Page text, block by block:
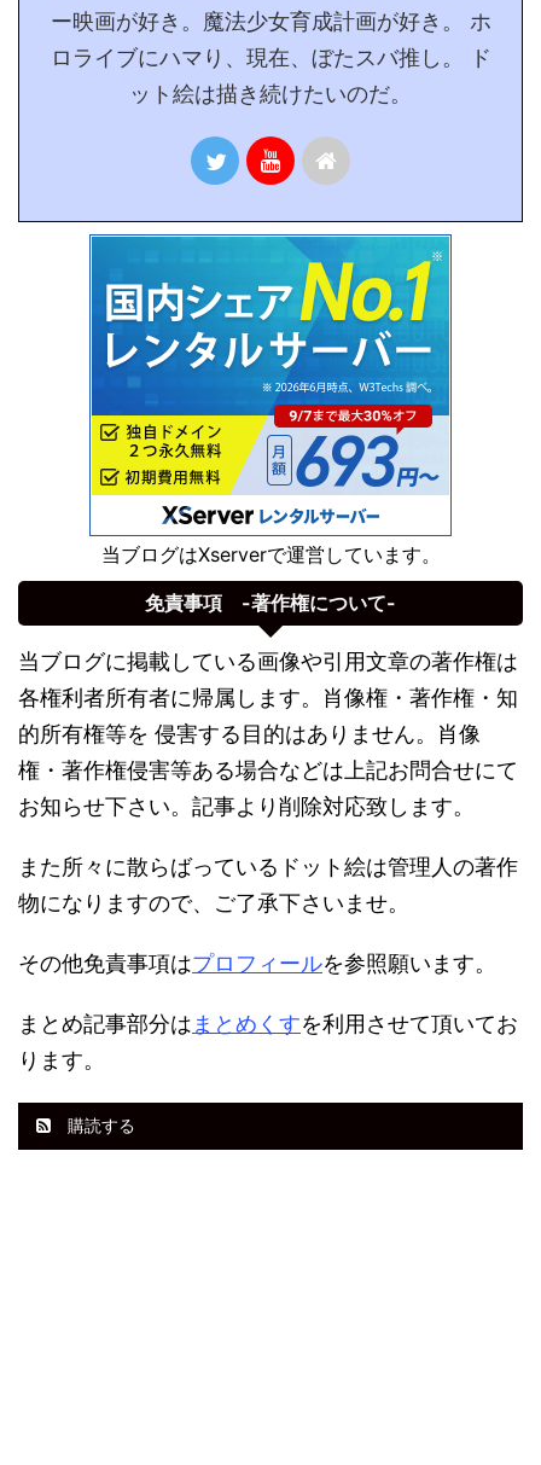
ー映画が好き。魔法少女育成計画が好き。 ホ
ロライブにハマり、現在、ぼたスバ推し。 ド
ット絵は描き続けたいのだ。
当ブログはXserverで運営しています。
免責事項 -著作権について-
当ブログに掲載している画像や引用文章の著作権は
各権利者所有者に帰属します。肖像権・著作権・知
的所有権等を 侵害する目的はありません。肖像
権・著作権侵害等ある場合などは上記お問合せにて
お知らせ下さい。記事より削除対応致します。
また所々に散らばっているドット絵は管理人の著作
物になりますので、ご了承下さいませ。
その他免責事項はプロフィールを参照願います。
まとめ記事部分は まとめくすを利用させて頂いてお
ります。
購読する